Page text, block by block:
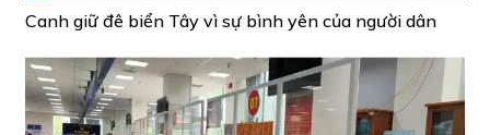
Canh giữ đê biển Tây vì sự bình yên của người dân